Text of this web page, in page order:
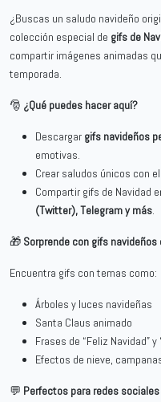
¿Buscas un saludo navideño
colección especial de gifs de
compartir imágenes animadas
temporada.
🎅 ¿Qué puedes hacer aquí?
Descargar gifs navideños
emotivas.
Crear saludos únicos con
Compartir gifs de Navidad
(Twitter), Telegram y más.
🎁 Sorprende con gifs navideños
Encuentra gifs con temas como:
Árboles y luces navideñas
Santa Claus animado
Frases de “Feliz Navidad” y
Efectos de nieve,
💬 Perfectos para redes sociales